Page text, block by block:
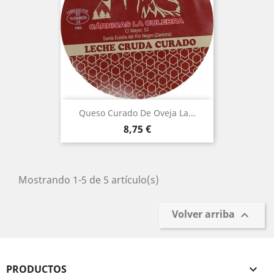
Queso Curado De Oveja La...
Precio
8,75 €
Mostrando 1-5 de 5 artículo(s)
Volver arriba 
PRODUCTOS 